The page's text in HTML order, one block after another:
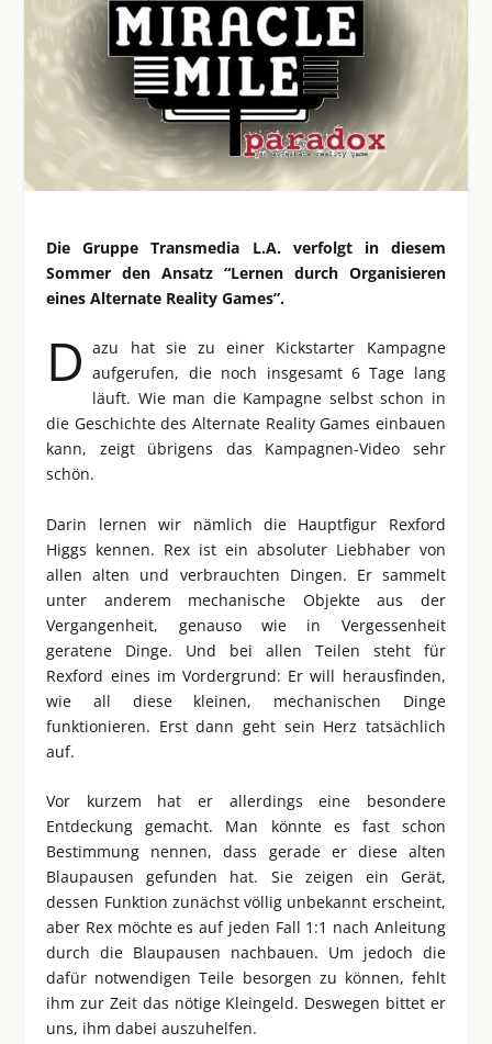
Die Gruppe Transmedia L.A. verfolgt in diesem
Sommer den Ansatz “Lernen durch Organisieren
eines Alternate Reality Games”.
D azu hat sie zu einer Kickstarter Kampagne
aufgerufen, die noch insgesamt 6 Tage lang
läuft. Wie man die Kampagne selbst schon in
die Geschichte des Alternate Reality Games einbauen
kann, zeigt übrigens das Kampagnen-Video sehr
schön.
Darin lernen wir nämlich die Hauptfigur Rexford
Higgs kennen. Rex ist ein absoluter Liebhaber von
allen alten und verbrauchten Dingen. Er sammelt
unter anderem mechanische Objekte aus der
Vergangenheit, genauso wie in Vergessenheit
geratene Dinge. Und bei allen Teilen steht für
Rexford eines im Vordergrund: Er will herausfinden,
wie all diese kleinen, mechanischen Dinge
funktionieren. Erst dann geht sein Herz tatsächlich
auf.
Vor kurzem hat er allerdings eine besondere
Entdeckung gemacht. Man könnte es fast schon
Bestimmung nennen, dass gerade er diese alten
Blaupausen gefunden hat. Sie zeigen ein Gerät,
dessen Funktion zunächst völlig unbekannt erscheint,
aber Rex möchte es auf jeden Fall 1:1 nach Anleitung
durch die Blaupausen nachbauen. Um jedoch die
dafür notwendigen Teile besorgen zu können, fehlt
ihm zur Zeit das nötige Kleingeld. Deswegen bittet er
uns, ihm dabei auszuhelfen.